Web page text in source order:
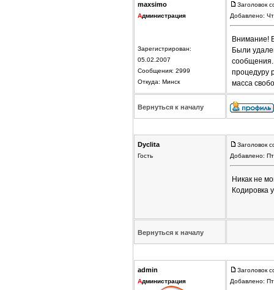
maxsimo
Администрация
Зарегистрирован:
05.02.2007
Сообщения: 2999
Откуда: Минск
Заголовок
Добавлено:
Внимание!
Были
сообщения.
процедуру
масса
Вернуться к началу
Dyclita
Гость
Заголовок
Добавлено:
Никак не
Кодировка
Вернуться к началу
admin
Администрация
Заголовок
Добавлено: